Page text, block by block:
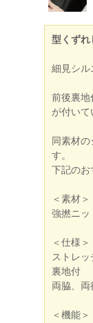
型くずれ
細見シル
前後裏地
が付いて
同素材
す。
下記のお
＜素材＞
強撚ニ
＜仕様＞
ストレ
裏地付
両脇、両
＜機能＞